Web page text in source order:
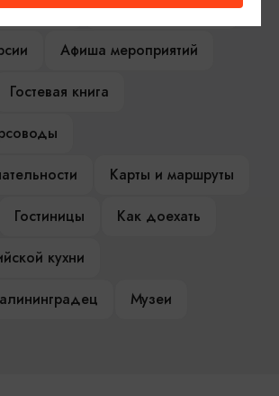
Электронная виза
Афиша мероприятий
Гостевая книга
Карты и маршруты
Гостиницы
Как доехать
кухни
Музеи